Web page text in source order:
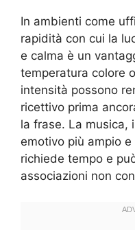
In ambienti come
rapidità con cui la
e calma è un
temperatura colore
intensità possono
ricettivo prima
la frase. La musica,
emotivo più ampio
richiede tempo e
associazioni non